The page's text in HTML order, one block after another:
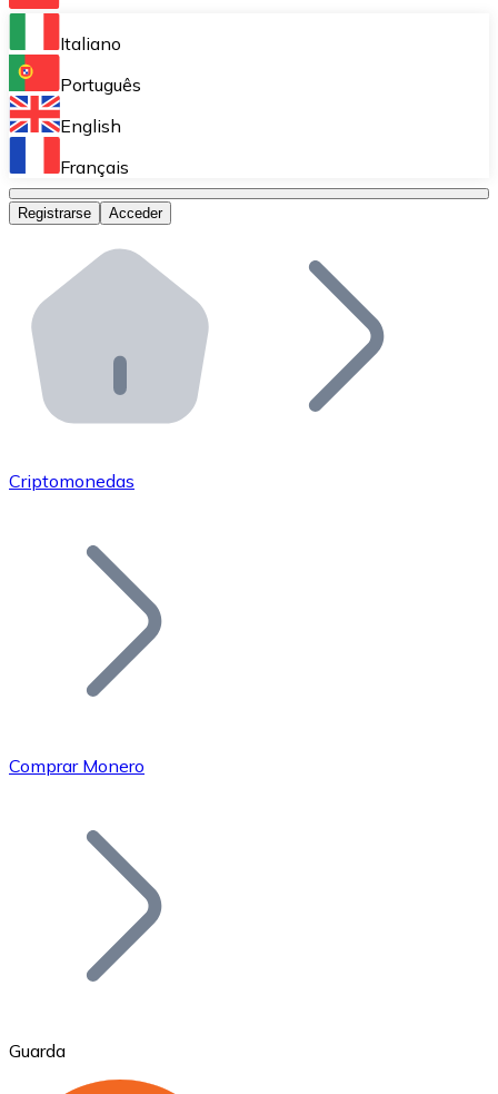
Bitnovo Ramp
Integra nuestra solución en tu plataforma.
Bitnovo Giftcards
Bitnovo OTC
Bitnovo ATM
Integra un ATM Bitnovo en tu negocio y permite que
Bitnovo API
Integra nuestra API en tu ecosistema.
Únete a nuestra red de distribuidores.
Añade tu proyecto a nuestro ecosistema.
Bitcoin
Italiano
Português
English
Français
Registrarse Acceder
Criptomonedas
Comprar Monero
Guarda